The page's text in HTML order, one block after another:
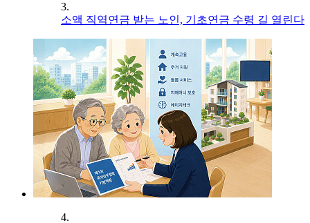
3.
소액 직역연금 받는 노인, 기초연금 수령 길 열린다
4.